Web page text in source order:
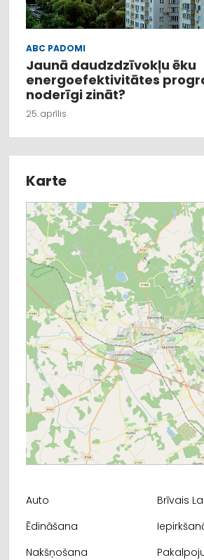
ABC PADOMI
Jaunā daudzdzīvokļu ēku
energoefektivitātes
noderīgi zināt?
25. aprīlis
Karte
Auto
Brīvais
Ēdināšana
Nakšņošana